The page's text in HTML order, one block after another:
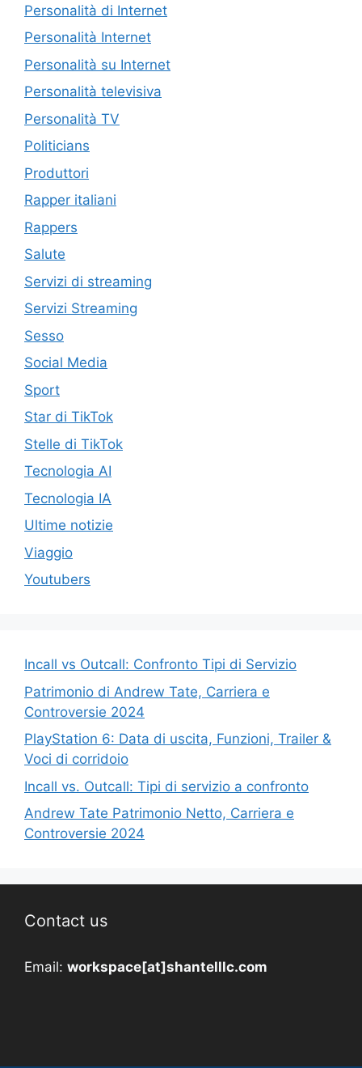
Personalità di Internet
Personalità Internet
Personalità su Internet
Personalità televisiva
Personalità TV
Politicians
Produttori
Rapper italiani
Rappers
Salute
Servizi di streaming
Servizi Streaming
Sesso
Social Media
Sport
Star di TikTok
Stelle di TikTok
Tecnologia AI
Tecnologia IA
Ultime notizie
Viaggio
Youtubers
Incall vs Outcall: Confronto Tipi di Servizio
Patrimonio di Andrew Tate, Carriera e
Controversie 2024
PlayStation 6: Data di uscita, Funzioni, Trailer &
Voci di corridoio
Incall vs. Outcall: Tipi di servizio a confronto
Andrew Tate Patrimonio Netto, Carriera e
Controversie 2024
Contact us
Email: workspace[at]shantelllc.com